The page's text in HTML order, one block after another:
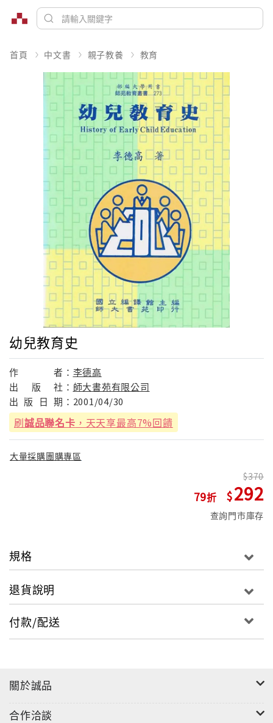
首頁 中文書 親子教養 教育
幼兒教育史
作 者： 李德高
出
版 社： 師大書苑有限公司
出 版 日 期： 2001/04/30
刷誠品聯名卡 ，天天享最高7%回饋
大量採購團購專區
79
370
292
查詢門市庫存
規格
退貨說明
付款/配送
關於誠品
合作洽談